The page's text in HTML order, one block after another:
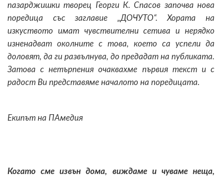
пазарджишки творец Георги К. Спасов започва нова
поредица със заглавие „ДОЧУТО“. Хората на
изкуството имат чувствителни сетива и нерядко
изненадват околните с това, което са успели да
доловят, да ги развълнува, до предадат на публиката.
Затова с нетърпения очаквахме първия текст и с
радост Ви представяме началото на поредицата.
Екипът на ПАмедия
Когато сме извън дома, виждаме и чуваме неща,